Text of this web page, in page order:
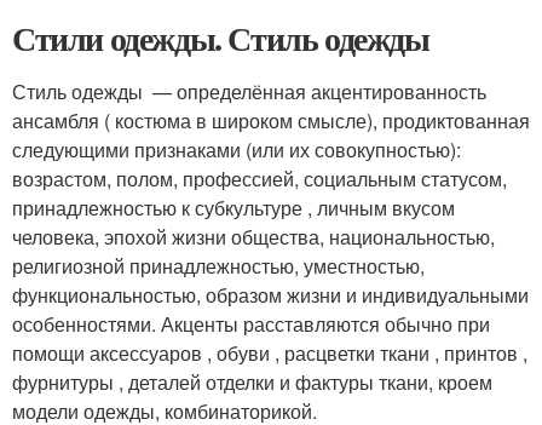
Стили одежды. Стиль одежды
Стиль одежды — определённая акцентированность
ансамбля ( костюма в широком смысле), продиктованная
следующими признаками (или их совокупностью):
возрастом, полом, профессией, социальным статусом,
принадлежностью к субкультуре , личным вкусом
человека, эпохой жизни общества, национальностью,
религиозной принадлежностью, уместностью,
функциональностью, образом жизни и индивидуальными
особенностями. Акценты расставляются обычно при
помощи аксессуаров , обуви , расцветки ткани , принтов ,
фурнитуры , деталей отделки и фактуры ткани, кроем
модели одежды, комбинаторикой.